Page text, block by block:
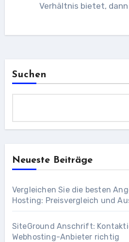
Verhältnis bietet,
Suchen
Neueste Beiträge
Vergleichen Sie die besten
Hosting: Preisvergleich und
SiteGround Anschrift:
Webhosting-Anbieter richtig